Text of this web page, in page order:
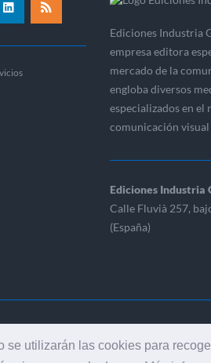
se utilizarán las cookies para
Ediciones Industria
empresa editora
mercado de la
engloba diversos
especializados en el
comunicación visual
Ediciones Industria
Calle Fluvià 257,
(España)